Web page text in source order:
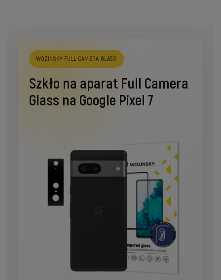
WOZINSKY FULL CAMERA GLASS
Szkło na aparat Full Camera
Glass na Google Pixel 7